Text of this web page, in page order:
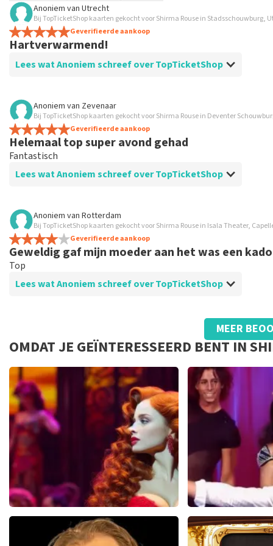
TopTicketShop verzamelt reviews van echte klanten. Het is
hebt aangeschaft bij TopTicketShop. Reviews met grof
weken duren voordat een review wordt geplaatst.
Anoniem van Utrecht
Bij TopTicketShop kaarten gekocht voor Shirma Rouse in Stadsschouwburg,
Geverifieerde aankoop
Hartverwarmend!
Lees wat Anoniem schreef over TopTicketShop
Beoordeling van Anoniem over
Helder en duidelijk overzicht, makkelijk te
Anoniem van Zevenaar
Bij TopTicketShop kaarten gekocht voor Shirma Rouse in Deventer
Geverifieerde aankoop
Helemaal top super avond gehad
Fantastisch
Lees wat Anoniem schreef over TopTicketShop
Beoordeling van Anoniem over
Mooi op tijd de kaarten binnen gekregen
Niet goedkoop maar wel tevreden over de afhandeling prima
Anoniem van Rotterdam
Bij TopTicketShop kaarten gekocht voor Shirma Rouse in Isala Theater,
Geverifieerde aankoop
Geweldig gaf mijn moeder aan het was een
Top
Lees wat Anoniem schreef over TopTicketShop
Top
MEER
OMDAT JE GEÏNTERESSEERD BENT IN
Pretty Woman
44 reviews
Hans